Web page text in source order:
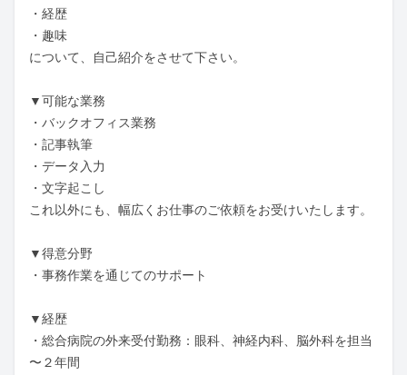
・経歴
・趣味
について、自己紹介をさせて下さい。
▼可能な業務
・バックオフィス業務
・記事執筆
・データ入力
・文字起こし
これ以外にも、幅広くお仕事のご依頼をお受けいたします。
▼得意分野
・事務作業を通じてのサポート
▼経歴
・総合病院の外来受付勤務：眼科、神経内科、脳外科を担当
〜２年間